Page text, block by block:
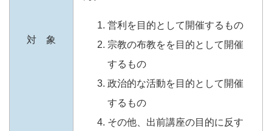
対 象
営利を目的として開催するもの
宗教の布教をを目的として開催
するもの
政治的な活動を目的として開催
するもの
その他、出前講座の目的に反す